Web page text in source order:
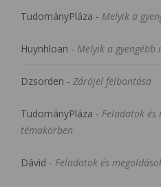
TudományPláza - Melyik a
Huynhloan - Melyik a gyengébb
Dzsorden - Zárójel felbontása
TudományPláza - Feladatok és
témakörben
Dávid - Feladatok és